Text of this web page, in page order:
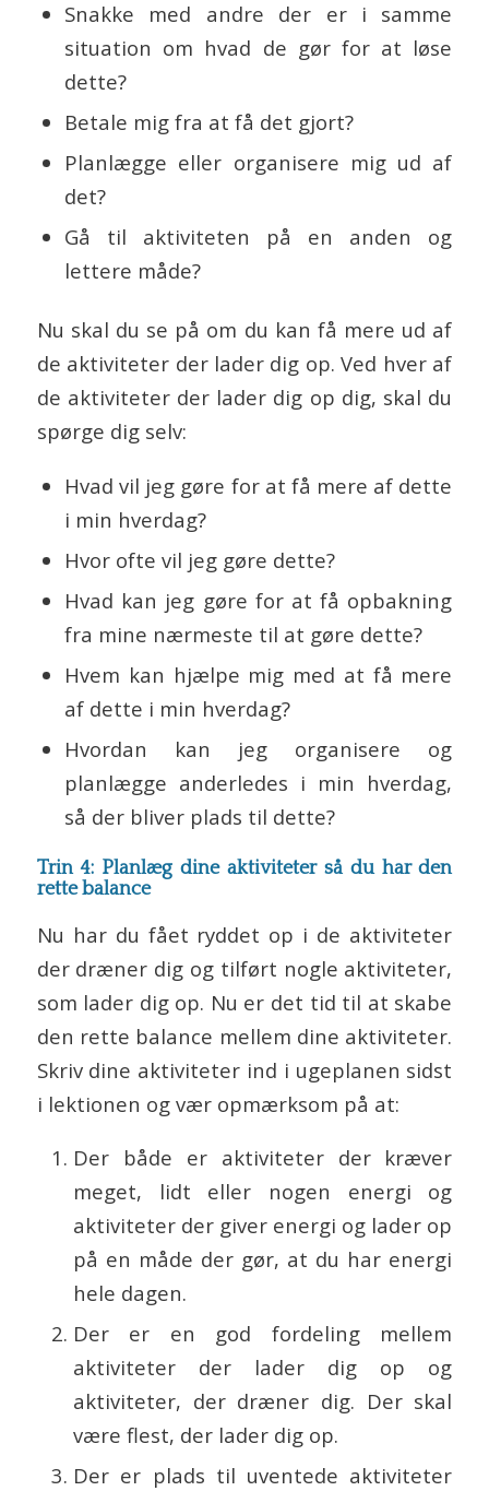
Snakke med andre der er i samme
situation om hvad de gør for at løse
dette?
Betale mig fra at få det gjort?
Planlægge eller organisere mig ud af
det?
Gå til aktiviteten på en anden og
lettere måde?
Nu skal du se på om du kan få mere ud af
de aktiviteter der lader dig op. Ved hver af
de aktiviteter der lader dig op dig, skal du
spørge dig selv:
Hvad vil jeg gøre for at få mere af dette
i min hverdag?
Hvor ofte vil jeg gøre dette?
Hvad kan jeg gøre for at få opbakning
fra mine nærmeste til at gøre dette?
Hvem kan hjælpe mig med at få mere
af dette i min hverdag?
Hvordan kan jeg organisere og
planlægge anderledes i min hverdag,
så der bliver plads til dette?
Trin 4: Planlæg dine aktiviteter så du har den
rette balance
Nu har du fået ryddet op i de aktiviteter
der dræner dig og tilført nogle aktiviteter,
som lader dig op. Nu er det tid til at skabe
den rette balance mellem dine aktiviteter.
Skriv dine aktiviteter ind i ugeplanen sidst
i lektionen og vær opmærksom på at:
Der både er aktiviteter der kræver
meget, lidt eller nogen energi og
aktiviteter der giver energi og lader op
på en måde der gør, at du har energi
hele dagen.
Der er en god fordeling mellem
aktiviteter der lader dig op og
aktiviteter, der dræner dig. Der skal
være flest, der lader dig op.
Der er plads til uventede aktiviteter